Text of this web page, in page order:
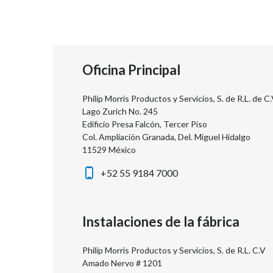
Oficina Principal
Philip Morris Productos y Servicios, S. de R.L. de
Lago Zurich No. 245
Edificio Presa Falcón, Tercer Piso
Col. Ampliación Granada, Del. Miguel Hidalgo
11529 México
+52 55 9184 7000
Instalaciones de la fábrica
Philip Morris Productos y Servicios, S. de R.L. C.V
Amado Nervo # 1201